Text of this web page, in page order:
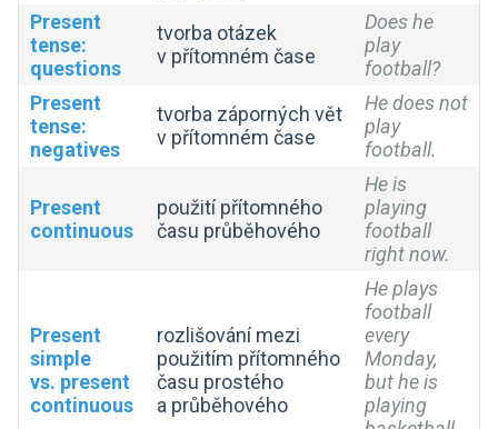
Present
tense:
questions
tvorba otázek
v přítomném čase
Does he
play
football?
Present
tense:
negatives
tvorba záporných vět
v přítomném čase
He does not
play
football.
Present
continuous
použití přítomného
času průběhového
He is
playing
football
right now.
Present
simple
vs. present
continuous
rozlišování mezi
použitím přítomného
času prostého
a průběhového
He plays
football
every
Monday,
but he is
playing